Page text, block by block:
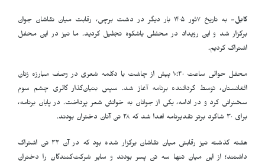
کابل-
به تاریخ ۷ثور ۱۴۰۵ بار دیگر در دشت برچی، رقابت میان نقاشان جوان
برگزار شد و این رویداد در محفلی باشکوه تجلیل گردید. ما نیز در این محفل
اشتراک کردیم.
محفل حوالی ساعت ۱۰:۳۰ پیش از چاشت با دکلمه شعری در وصف مبارزه زنان
افغانستان، توسط گرداننده برنامه آغاز شد. سپس بنیان‌گذار گالری چشم سوم
سخنرانی کرد و در ادامه، یکی از جوانان به خوانش شعر پرداخت. در پایان برنامه،
برای ۳۰ شاگرد برتر تقدیرنامه اهدا شد که ۲۸ تن آنان دختران بودند.
هفته گذشته نیز رقابتی میان نقاشان برگزار شده بود که در آن ۳۲ تن اشتراک
داشتند؛ از این میان تنها سه تن پسر بودند و سایر شرکت‌کنندگان را دختران